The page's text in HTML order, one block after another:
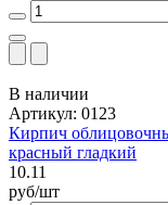
В наличии
Артикул: 0123
Кирпич
красный гладкий
10.11
руб/шт